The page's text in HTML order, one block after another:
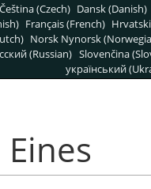
Čeština (Czech) Dansk (Danish)
Français (French)
Norsk Nynorsk
(Russian) Slovenčina
український